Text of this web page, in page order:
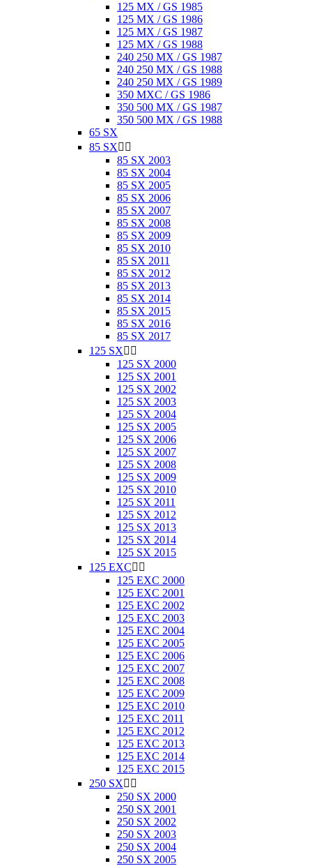
125 MX / GS 1985
125 MX / GS 1986
125 MX / GS 1987
125 MX / GS 1988
240 250 MX / GS 1987
240 250 MX / GS 1988
240 250 MX / GS 1989
350 MXC / GS 1986
350 500 MX / GS 1987
350 500 MX / GS 1988
65 SX
85 SX 
85 SX 2003
85 SX 2004
85 SX 2005
85 SX 2006
85 SX 2007
85 SX 2008
85 SX 2009
85 SX 2010
85 SX 2011
85 SX 2012
85 SX 2013
85 SX 2014
85 SX 2015
85 SX 2016
85 SX 2017
125 SX 
125 SX 2000
125 SX 2001
125 SX 2002
125 SX 2003
125 SX 2004
125 SX 2005
125 SX 2006
125 SX 2007
125 SX 2008
125 SX 2009
125 SX 2010
125 SX 2011
125 SX 2012
125 SX 2013
125 SX 2014
125 SX 2015
125 EXC 
125 EXC 2000
125 EXC 2001
125 EXC 2002
125 EXC 2003
125 EXC 2004
125 EXC 2005
125 EXC 2006
125 EXC 2007
125 EXC 2008
125 EXC 2009
125 EXC 2010
125 EXC 2011
125 EXC 2012
125 EXC 2013
125 EXC 2014
125 EXC 2015
250 SX 
250 SX 2000
250 SX 2001
250 SX 2002
250 SX 2003
250 SX 2004
250 SX 2005